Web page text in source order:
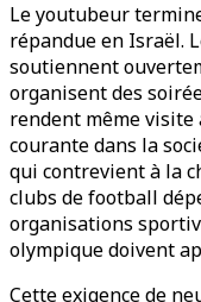
Le youtubeur
répandue en Israël.
soutiennent
organisent des
rendent même visite
courante dans la
qui contrevient à la
clubs de football
organisations
olympique doivent
Cette exigence de